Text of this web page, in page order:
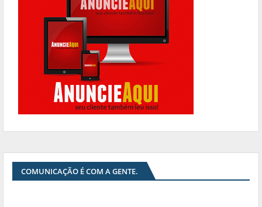
COMUNICAÇÃO É COM A GENTE.